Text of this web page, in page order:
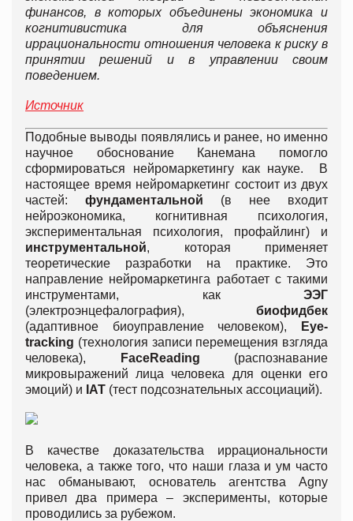
финансов, в которых объединены экономика и
когнитивистика для объяснения
иррациональности отношения человека к риску в
принятии решений и в управлении своим
поведением.
Источник
Подобные выводы появлялись и ранее, но именно
научное обоснование Канемана помогло
сформироваться нейромаркетингу как науке. В
настоящее время нейромаркетинг состоит из двух
частей: фундаментальной (в нее входит
нейроэкономика, когнитивная психология,
экспериментальная психология, профайлинг) и
инструментальной, которая применяет
теоретические разработки на практике. Это
направление нейромаркетинга работает с такими
инструментами, как ЭЭГ
(электроэнцефалография), биофидбек
(адаптивное биоуправление человеком),
Eye-
tracking (технология записи перемещения взгляда
человека),
FaceReading (распознавание
микровыражений лица человека для оценки его
эмоций) и IAT (тест подсознательных ассоциаций).
В качестве доказательства иррациональности
человека, а также того, что наши глаза и ум часто
нас обманывают, основатель агентства Agny
привел два примера – эксперименты, которые
проводились за рубежом.